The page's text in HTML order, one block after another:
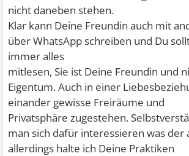
nicht daneben stehen.
Klar kann Deine Freundin auch mit
über WhatsApp schreiben und Du
immer alles
mitlesen, Sie ist Deine Freundin und
Eigentum. Auch in einer
einander gewisse Freiräume und
Privatsphäre zugestehen.
man sich dafür interessieren was der
allerdings halte ich Deine Praktiken